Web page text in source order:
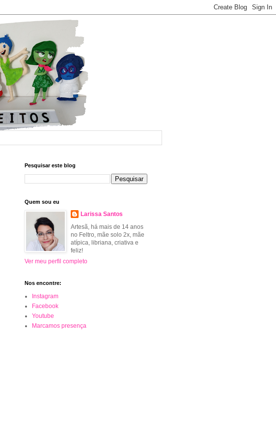
Pesquisar este blog
Quem sou eu
Larissa Santos
Artesã, há mais de 14 anos
no Feltro, mãe solo 2x, mãe
atípica, libriana, criativa e
feliz!
Ver meu perfil completo
Nos encontre:
Instagram
Facebook
Youtube
Marcamos presença